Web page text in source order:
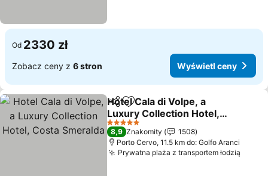
Od 2330 zł
Zobacz ceny z 6 stron Wyświetl ceny
Udostępnij
Dodaj do ulubionych
Hotel Cala di Volpe, a
Luxury Collection Hotel,
Costa Smeralda
Wyświetl ceny
5 Kategoria
8,9 Znakomity
1508
Porto Cervo, 11.5 km do: Golfo Aranci
Prywatna plaża z transportem łodzią